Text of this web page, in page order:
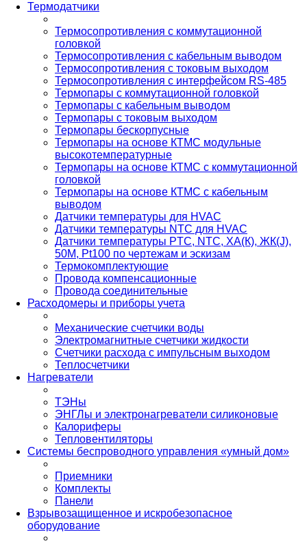
Термодатчики
Термосопротивления с коммутационной
головкой
Термосопротивления с кабельным выводом
Термосопротивления с токовым выходом
Термосопротивления с интерфейсом RS-485
Термопары с коммутационной головкой
Термопары с кабельным выводом
Термопары с токовым выходом
Термопары бескорпусные
Термопары на основе КТМС модульные
высокотемпературные
Термопары на основе КТМС с коммутационной
головкой
Термопары на основе КТМС с кабельным
выводом
Датчики температуры для HVAC
Датчики температуры NTC для HVAC
Датчики температуры PTС, NTC, ХА(К), ЖК(J),
50М, Pt100 по чертежам и эскизам
Термокомплектующие
Провода компенсационные
Провода соединительные
Расходомеры и приборы учета
Механические счетчики воды
Электромагнитные счетчики жидкости
Счетчики расхода с импульсным выходом
Теплосчетчики
Нагреватели
ТЭНы
ЭНГЛы и электронагреватели силиконовые
Калориферы
Тепловентиляторы
Системы беспроводного управления «умный дом»
Приемники
Комплекты
Панели
Взрывозащищенное и искробезопасное
оборудование